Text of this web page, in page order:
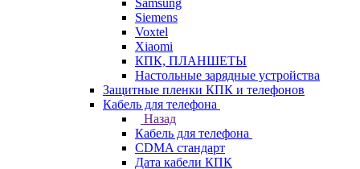
Samsung
Siemens
Voxtel
Xiaomi
КПК, ПЛАНШЕТЫ
Настольные зарядные устройства
Защитные пленки КПК и телефонов
Кабель для телефона
Назад
Кабель для телефона
CDMA стандарт
Дата кабели КПК